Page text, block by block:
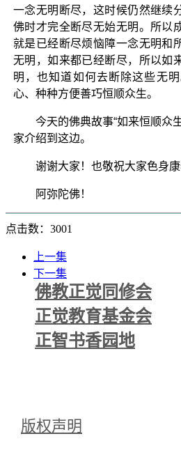
一念无明断尽，这时候仍然继续
佛时才完全断尽无始无明。所以
就是已经断尽烦恼障一念无明和
无明，如来都已经断尽，所以如
明，也知道如何去断除这些无
心、种种方便善巧恒顺众生。
今天的佛典故事“如来恒顺众
家介绍到这边。
谢谢大家！也敬祝大家色身康
阿弥陀佛！
点击数：3001
上一集
下一集
佛教正觉同修会
正觉教育基金会
正智书香园地
版权声明